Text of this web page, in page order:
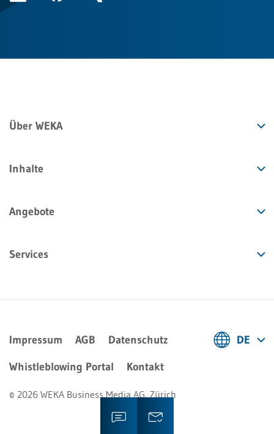
Über WEKA
Inhalte
Angebote
Services
Impressum AGB
Datenschutz
Whistleblowing Portal
Kontakt
© 2026 WEKA Business Media AG, Zürich
DE